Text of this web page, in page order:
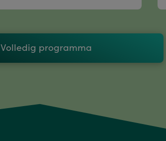
Volledig programma